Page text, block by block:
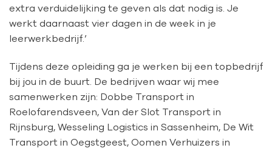
extra verduidelijking te geven als dat nodig is. Je
werkt daarnaast vier dagen in de week in je
leerwerkbedrijf.’
Tijdens deze opleiding ga je werken bij een topbedrijf
bij jou in de buurt. De bedrijven waar wij mee
samenwerken zijn: Dobbe Transport in
Roelofarendsveen, Van der Slot Transport in
Rijnsburg, Wesseling Logistics in Sassenheim, De Wit
Transport in Oegstgeest, Oomen Verhuizers in